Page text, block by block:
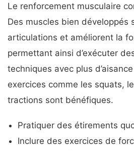
Le renforcement musculaire
Des muscles bien développés
articulations et améliorent la
permettant ainsi d’exécuter
techniques avec plus
exercices comme les squats,
tractions sont bénéfiques.
Pratiquer des étirements
Inclure des exercices de